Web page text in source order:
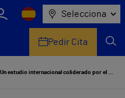
Selecciona
Pedir Cita
Un estudio internacional coliderado por el Dr. Rubén Davó, de Vithas Medimar, valida el uso de la IA en la planificación de cirugía de implantes cigomáticos